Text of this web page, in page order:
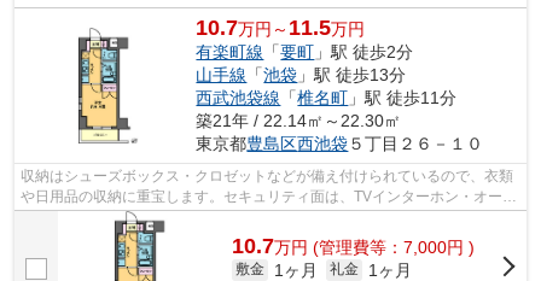
10.7万円～ 11.5万円
有楽町線 「要町 」駅 徒歩2分
山手線 「池袋 」駅 徒歩13分
西武池袋線 「椎名町 」駅 徒歩11分
築21年 / 22.14㎡～22.30㎡
東京都豊島区西池袋５丁目２６－１０
収納はシューズボックス・クロゼットなどが備え付けられているので、衣類
や日用品の収納に重宝します。セキュリティ面は、TVインターホン・オート
ロックなど充実しているので、防犯対...
10.7万円 (管理費等：7,000円 )
敷金 1ヶ月 礼金
1ヶ月